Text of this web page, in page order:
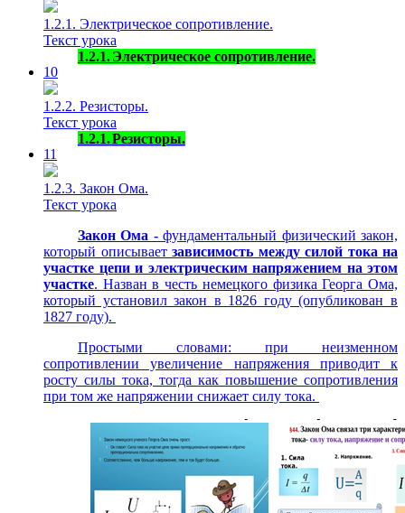
1.2.1. Электрическое сопротивление.
Текст урока
1.2.1.Электрическое сопротивление.
10
1.2.2. Резисторы.
Текст урока
1.2.1.Резисторы.
11
1.2.3. Закон Ома.
Текст урока
Закон Ома -фундаментальный физический закон,
который описывает зависимость между силой тока на
участке цепи и электрическим напряжением на этом
участке. Назван в честь немецкого физика Георга Ома,
который установил закон в 1826 году (опубликован в
1827 году).
Простыми словами: при неизменном
сопротивлении увеличение напряжения приводит к
росту силы тока, тогда как повышение сопротивления
при том же напряжении снижает силу тока.